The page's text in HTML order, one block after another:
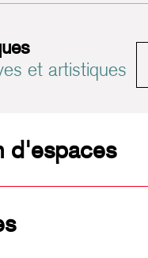
et artistiques
d'espaces